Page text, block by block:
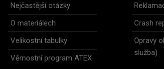
Nejčastější otázky
O materiálech
Velikostní tabulky
Věrnostní program ATEX
Crash
Opravy
služba)